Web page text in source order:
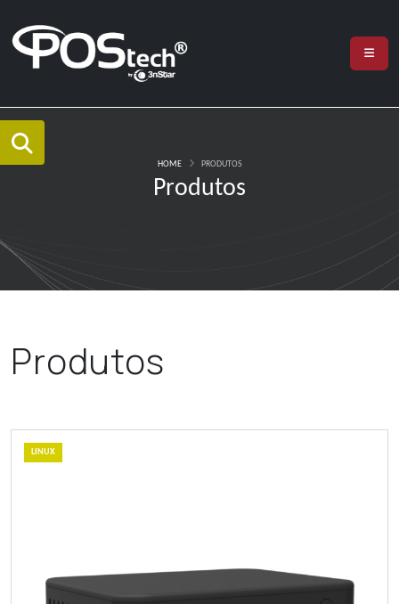
Produtos
HOME PRODUTOS
Produtos
LINUX